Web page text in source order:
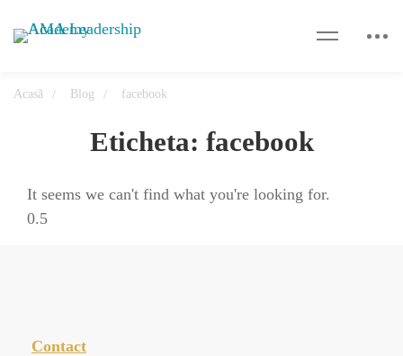
Acasă Blog facebook
Eticheta: facebook
It seems we can't find what you're looking for.
Contact